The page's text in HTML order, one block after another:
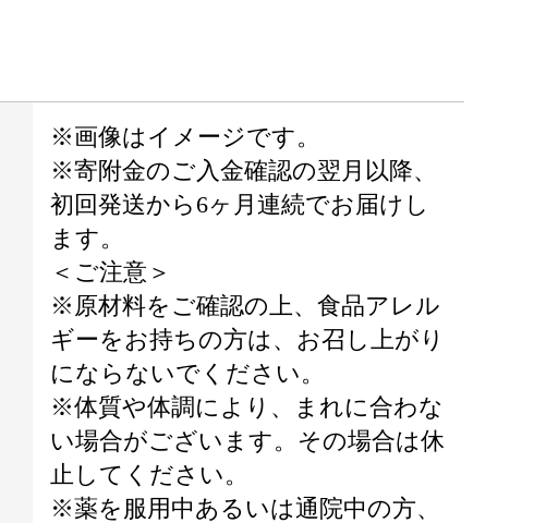
※画像はイメージです。
※寄附金のご入金確認の翌月以降、
初回発送から6ヶ月連続でお届けし
ます。
＜ご注意＞
※原材料をご確認の上、食品アレル
ギーをお持ちの方は、お召し上がり
にならないでください。
※体質や体調により、まれに合わな
い場合がございます。その場合は休
止してください。
※薬を服用中あるいは通院中の方、